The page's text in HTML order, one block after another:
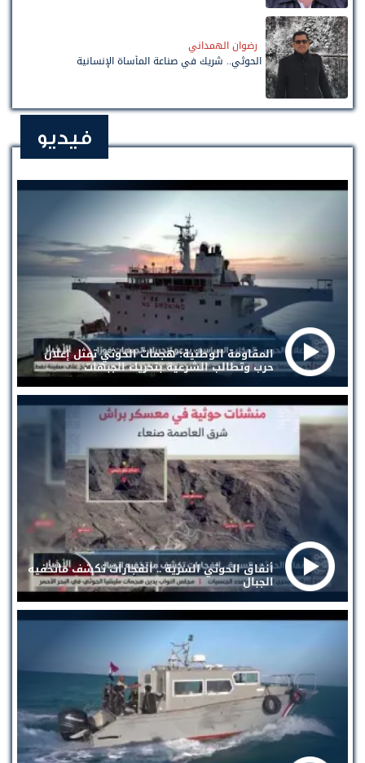
رضوان الهمداني
الحوثي.. شريك في صناعة المأساة الإنسانية
فيديو
المقاومة الوطنية: هجمات الحوثي تمثل إعلان
حرب وتطالب الشرعية بتحريك الجبهات
أنفاق الحوثي السرية .. انفجارات تكشف ماتخفيه
الجبال